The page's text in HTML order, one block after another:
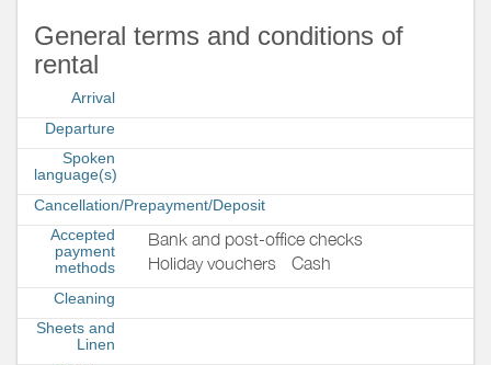
General terms and conditions of
rental
Arrival
Departure
Spoken
language(s)
Cancellation/Prepayment/Deposit
Accepted
payment
methods
Bank and post-office checks
Holiday vouchers
Cash
Cleaning
Sheets and
Linen